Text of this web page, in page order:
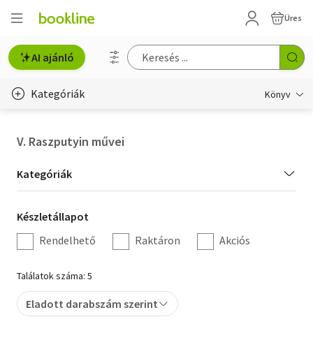
Üres
AI ajánló
Kategóriák Könyv
Hobbi, szabadidő
Irodalom
Művészet
Szakkönyv
V. Raszputyin művei
Kategória
szűrés
Kategóriák
Készletállapot
szűrés
Készletállapot
Rendelhető
Raktáron Akciós
Találatok száma: 5
Eladott darabszám szerint